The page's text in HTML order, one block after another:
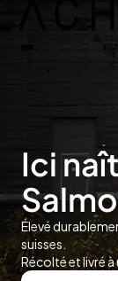
Ici
Élevé
suisses.
Récolté et livré